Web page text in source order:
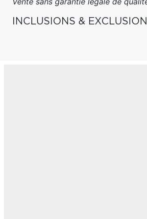
INCLUSIONS &